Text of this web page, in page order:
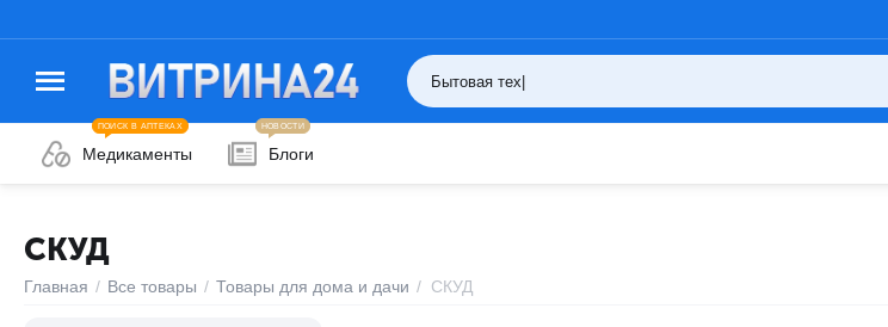
Медикаменты
ПОИСК В АПТЕКАХ
Блоги
НОВОСТИ
СКУД
Главная / Все товары / Товары для дома и дачи / СКУД